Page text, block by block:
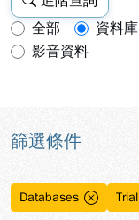
查詢模式：
全部 資料庫
影音資料
篩選條件
Databases Trial